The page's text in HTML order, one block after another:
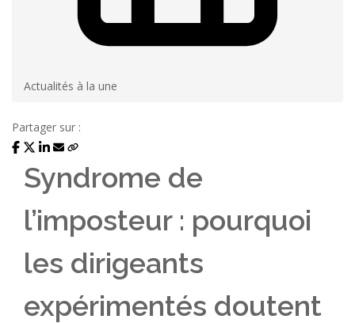
Actualités à la une
Partager sur :
Syndrome de
l’imposteur : pourquoi
les dirigeants
expérimentés doutent